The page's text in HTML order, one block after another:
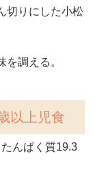
切りにした小松
調える。
以上児食
んぱく質19.3